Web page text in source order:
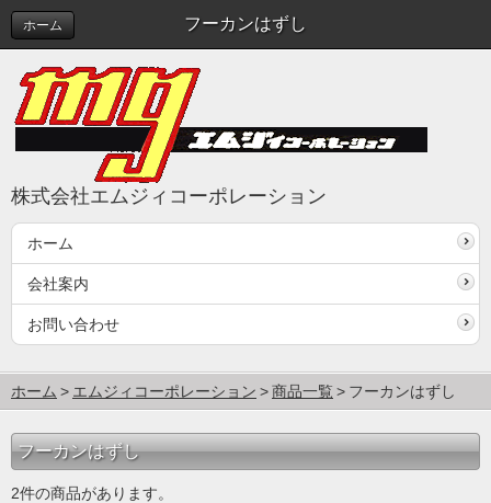
フーカンはずし
ホーム
株式会社エムジィコーポレーション
ホーム
会社案内
お問い合わせ
ホーム エムジィコーポレーション 商品一覧 フーカンはずし
フーカンはずし
2件の商品があります。